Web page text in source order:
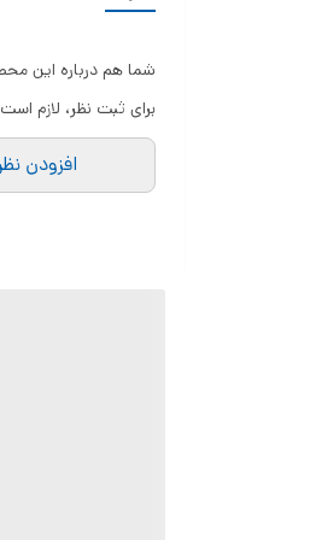
دارای سه پایه مقاوم با قابلیت
مجهز به چراغ LED برای عکاسی و فیلم برداری با نور بهتر
شما هم درباره این
برای ثبت نظر، لازم
افزودن نظر